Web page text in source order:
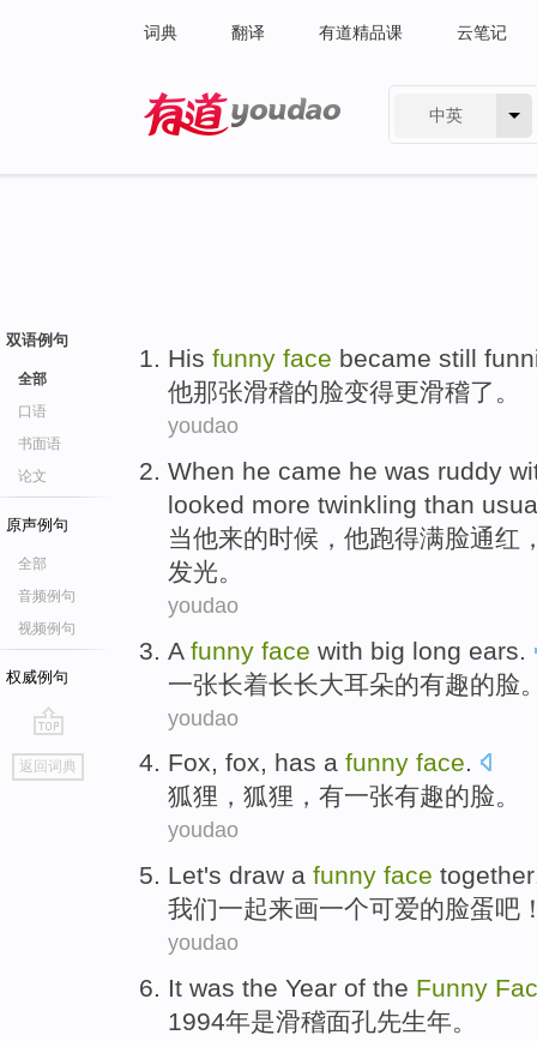
词典 翻译 有道精品课 云笔记
中英
双语例句
全部
口语
书面语
论文
原声例句
全部
音频例句
视频例句
权威例句
go
top
返回词典
His funny face became still
他那张滑稽的脸变得更滑稽了。
youdao
When he came he was ruddy
looked more twinkling than
当他来的时候，他跑得满脸通红
发光。
youdao
A funny face with big long ears
一张长着长长大耳朵的有趣的 脸
youdao
Fox, fox, has a funny face.
狐狸 ，狐狸， 有一张有趣的脸。
youdao
Let's draw a funny face together
我们一起来画一个可爱的脸蛋吧
youdao
It was the Year of the Funny
1994年是滑稽面孔先生年。